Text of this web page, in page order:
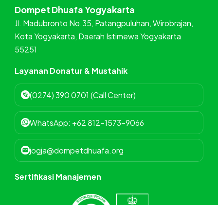
Dompet Dhuafa Yogyakarta
Jl. Madubronto No.35, Patangpuluhan, Wirobrajan,
Kota Yogyakarta, Daerah Istimewa Yogyakarta
55251
Layanan Donatur & Mustahik
(0274) 390 0701 (Call Center)
WhatsApp: +62 812-1573-9066
jogja@dompetdhuafa.org
Sertifikasi Manajemen